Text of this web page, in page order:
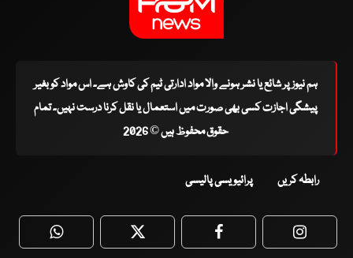
ہم نیوز پر شائع یا نشر ہونے والا مواد ادارتی ٹیم کی کاوش ہے۔ اس مواد کو بغیر
پیشگی اجازت کسی بھی صورت میں استعمال یا نقل کرنا درست نہیں۔ تمام
حقوق محفوظ ہیں © 2026
رابطہ کریں پرائیویسی پالیسی
WhatsApp Twitter Facebook